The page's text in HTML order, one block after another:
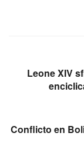
Leone XIV
Conflicto en